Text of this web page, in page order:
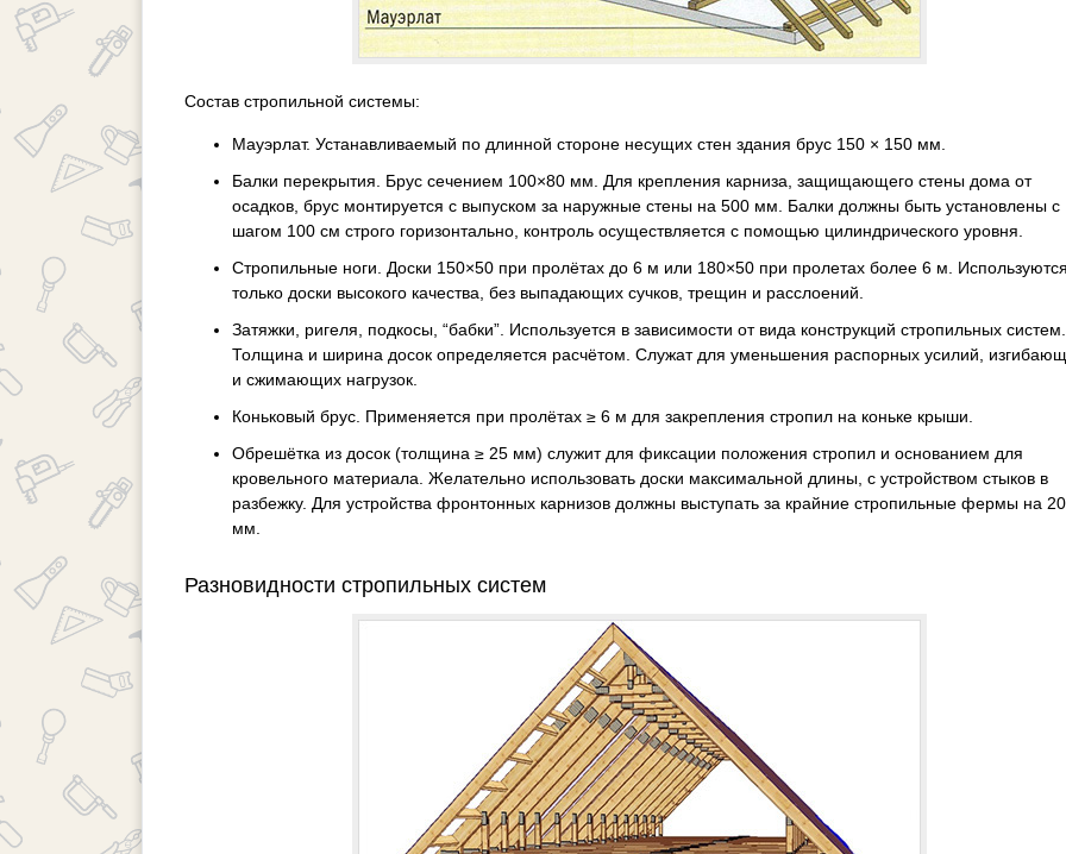
Состав стропильной системы:
Мауэрлат. Устанавливаемый по длинной стороне несущих стен здания брус 150 × 150 мм.
Балки перекрытия. Брус сечением 100×80 мм. Для крепления карниза, защищающего стены дома от
осадков, брус монтируется с выпуском за наружные стены на 500 мм. Балки должны быть установлены с
шагом 100 см строго горизонтально, контроль осуществляется с помощью цилиндрического уровня.
Стропильные ноги. Доски 150×50 при пролётах до 6 м или 180×50 при пролетах более 6 м.
только доски высокого качества, без выпадающих сучков, трещин и расслоений.
Затяжки, ригеля, подкосы, “бабки”. Используется в зависимости от вида конструкций стропильных систем.
Толщина и ширина досок определяется расчётом. Служат для уменьшения распорных усилий,
и сжимающих нагрузок.
Коньковый брус. Применяется при пролётах ≥ 6 м для закрепления стропил на коньке крыши.
Обрешётка из досок (толщина ≥ 25 мм) служит для фиксации положения стропил и основанием для
кровельного материала. Желательно использовать доски максимальной длины, с устройством стыков в
разбежку. Для устройства фронтонных карнизов должны выступать за крайние стропильные фермы на
мм.
Разновидности стропильных систем